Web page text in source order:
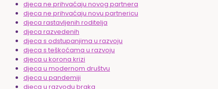
djeca ne prihvaćaju novog partnera
djeca ne prihvaćaju novu partnericu
djeca rastavljenih roditelja
djeca razvedenih
djeca s odstupanjima u razvoju
djeca s teškoćama u razvoju
djeca u korona krizi
djeca u modernom društvu
djeca u pandemiji
djeca u razvodu braka